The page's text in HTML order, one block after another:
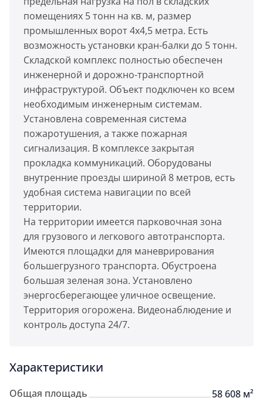
помещениях 5 тонн на кв. м, размер
промышленных ворот 4х4,5 метра. Есть
возможность установки кран-балки до 5 тонн.
Складской комплекс полностью обеспечен
инженерной и дорожно-транспортной
инфраструктурой. Объект подключен ко всем
необходимым инженерным системам.
Установлена современная система
пожаротушения, а также пожарная
сигнализация. В комплексе закрытая
прокладка коммуникаций. Оборудованы
внутренние проезды шириной 8 метров, есть
удобная система навигации по всей
территории.
На территории имеется парковочная зона
для грузового и легкового автотранспорта.
Имеются площадки для маневрирования
большегрузного транспорта. Обустроена
большая зеленая зона. Установлено
энергосберегающее уличное освещение.
Территория огорожена. Видеонаблюдение и
контроль доступа 24/7.
Характеристики
Общая площадь 58 608 м²